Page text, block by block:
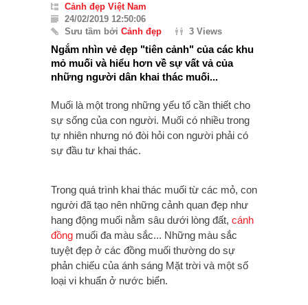
Cảnh đẹp Việt Nam
24/02/2019 12:50:06
Sưu tầm bởi Cảnh đẹp 3 Views
Ngắm nhìn vẻ đẹp "tiên cảnh" của các khu
mỏ muối và hiểu hơn về sự vất vả của
những người dân khai thác muối...
Muối là một trong những yếu tố cần thiết cho
sự sống của con người. Muối có nhiều trong
tự nhiên nhưng nó đòi hỏi con người phải có
sự đầu tư khai thác.
Trong quá trình khai thác muối từ các mỏ, con
người đã tạo nên những cảnh quan đẹp như
hang động muối nằm sâu dưới lòng đất, cánh
đồng muối đa màu sắc... Những màu sắc
tuyệt đẹp ở các đồng muối thường do sự
phản chiếu của ánh sáng Mặt trời và một số
loại vi khuẩn ở nước biển.